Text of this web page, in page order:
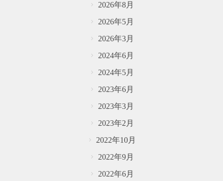
2026年8月
2026年5月
2026年3月
2024年6月
2024年5月
2023年6月
2023年3月
2023年2月
2022年10月
2022年9月
2022年6月